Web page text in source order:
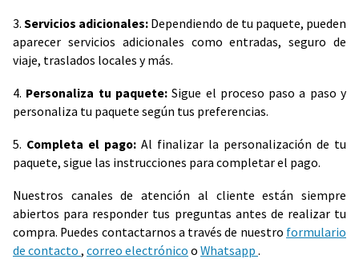
3.Servicios adicionales: Dependiendo de tu paquete, pueden
aparecer servicios adicionales como entradas, seguro de
viaje, traslados locales y más.
4. Personaliza tu paquete:Sigue el proceso paso a paso y
personaliza tu paquete según tus preferencias.
5. Completa el pago: Al finalizar la personalización de tu
paquete, sigue las instrucciones para completar el pago.
Nuestros canales de atención al cliente están siempre
abiertos para responder tus preguntas antes de realizar tu
compra. Puedes contactarnos a través de nuestro formulario
de contacto , correo electrónico o Whatsapp .